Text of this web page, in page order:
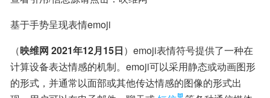
基于手势呈现表情emoji
（映维网 2021年12月15日）emoji表情符号提供了一种在
计算设备表达情感的机制。emoji可以采用静态或动画图形
的形式，并通常以面部或其他传达情感的图像的形式出